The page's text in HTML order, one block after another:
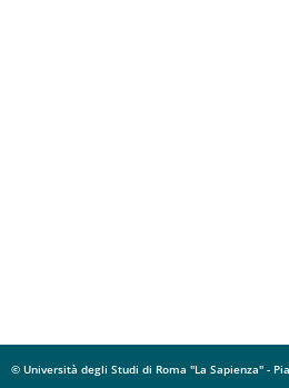
© Università degli Studi di Roma "La Sapienza" -